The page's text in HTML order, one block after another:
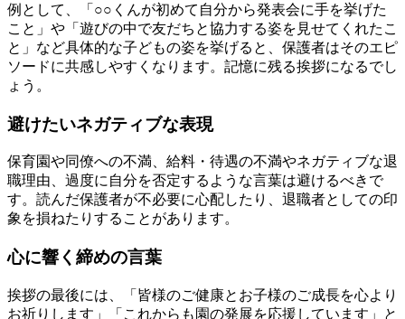
例として、「○○くんが初めて自分から発表会に手を挙げた
こと」や「遊びの中で友だちと協力する姿を見せてくれたこ
と」など具体的な子どもの姿を挙げると、保護者はそのエピ
ソードに共感しやすくなります。記憶に残る挨拶になるでし
ょう。
避けたいネガティブな表現
保育園や同僚への不満、給料・待遇の不満やネガティブな退
職理由、過度に自分を否定するような言葉は避けるべきで
す。読んだ保護者が不必要に心配したり、退職者としての印
象を損ねたりすることがあります。
心に響く締めの言葉
挨拶の最後には、「皆様のご健康とお子様のご成長を心より
お祈りします」「これからも園の発展を応援しています」と